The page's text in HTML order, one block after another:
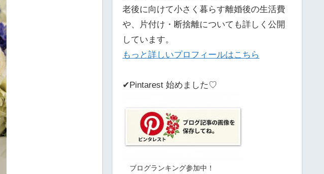
老後に向けて小さく暮らす離婚後の生活費
や、片付け・断捨離についても詳しく公開
しています。
もっと詳しいプロフィールはこちら
✔Pintarest 始めました♡
ブログランキング参加中！